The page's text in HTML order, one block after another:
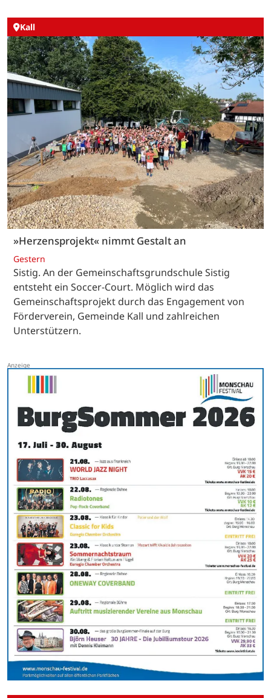
Kall
»Herzensprojekt« nimmt Gestalt an
Gestern
Sistig. An der Gemeinschaftsgrundschule Sistig
entsteht ein Soccer-Court. Möglich wird das
Gemeinschaftsprojekt durch das Engagement von
Förderverein, Gemeinde Kall und zahlreichen
Unterstützern.